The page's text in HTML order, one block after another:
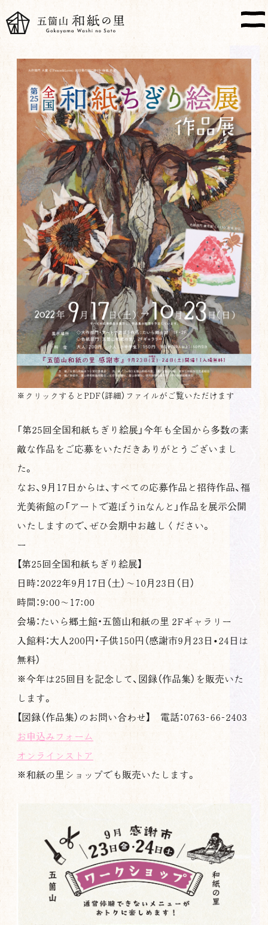
※クリックするとPDF（詳細）ファイルがご覧いただけます
「第25回全国和紙ちぎり絵展」今年も全国から多数の素
敵な作品をご応募をいただきありがとうございまし
た。
なお、9月17日からは、すべての応募作品と招待作品、福
光美術館の「アートで遊ぼうinなんと」作品を展示公開
いたしますので、ぜひ会期中お越しください。
ー
【第25回全国和紙ちぎり絵展】
日時：2022年9月17日（土）〜10月23日（日）
時間：9:00〜17:00
会場：たいら郷土館・五箇山和紙の里 2Fギャラリー
入館料：大人200円・子供150円（感謝市9月23日•24日は
無料）
※今年は25回目を記念して、図録（作品集）を販売いた
します。
【図録（作品集）のお問い合わせ】 電話：0763-66-2403
お申込みフォーム
オンラインストア
※和紙の里ショップでも販売いたします。